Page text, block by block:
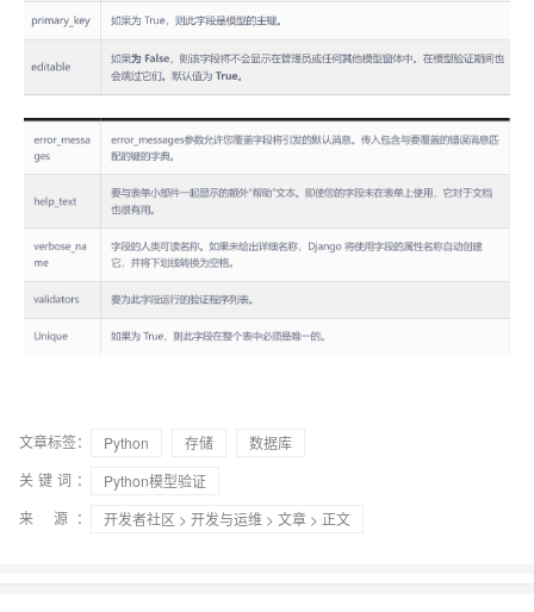
文章标签： Python 存储
数据库
关键词：
Python模型验证
来 源：
开发者社区 > 开发与运维 > 文章 > 正文